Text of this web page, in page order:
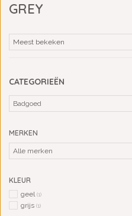
GREY
CATEGORIEËN
MERKEN
KLEUR
geel(1)
grijs (1)